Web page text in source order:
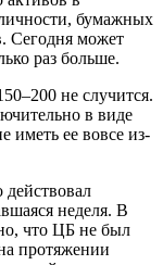
бумажных
Сегодня может
раз больше.
не случится.
в виде
иметь ее вовсе из-
действовал
неделя. В
что ЦБ не был
протяжении